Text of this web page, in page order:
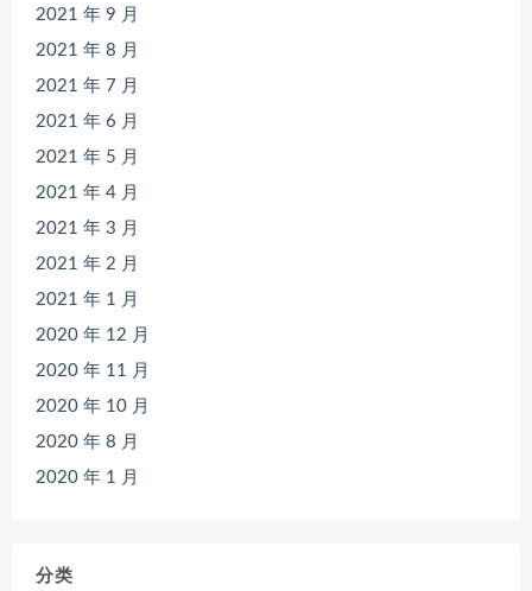
2021 年 9 月
2021 年 8 月
2021 年 7 月
2021 年 6 月
2021 年 5 月
2021 年 4 月
2021 年 3 月
2021 年 2 月
2021 年 1 月
2020 年 12 月
2020 年 11 月
2020 年 10 月
2020 年 8 月
2020 年 1 月
分类